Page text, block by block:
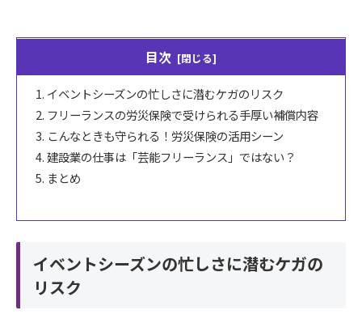
目次
イベントシーズンの忙しさに潜むケガのリスク
フリーランスの労災保険で受けられる手厚い補償内容
こんなときも守られる！労災保険の活用シーン
建設業の仕事は「芸能フリーランス」ではない？
まとめ
イベントシーズンの忙しさに潜むケガの
リスク